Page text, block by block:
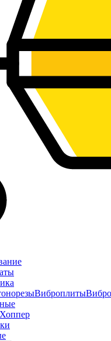
Виброплиты
Хоппер